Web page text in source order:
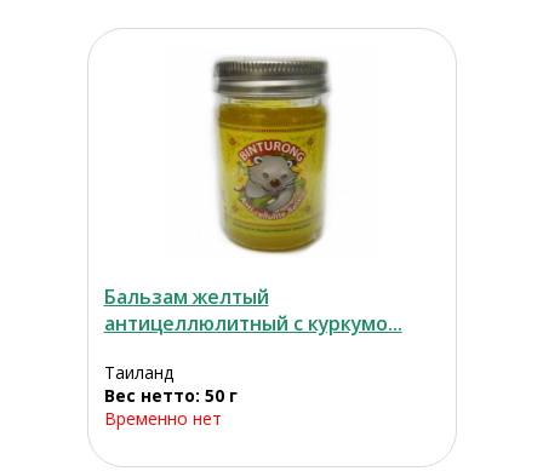
Бальзам желтый
антицеллюлитный с куркумо...
Таиланд
Вес нетто: 50 г
Временно нет